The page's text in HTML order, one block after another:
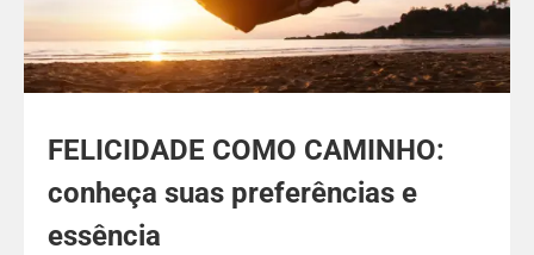
FELICIDADE COMO CAMINHO:
conheça suas preferências e
essência